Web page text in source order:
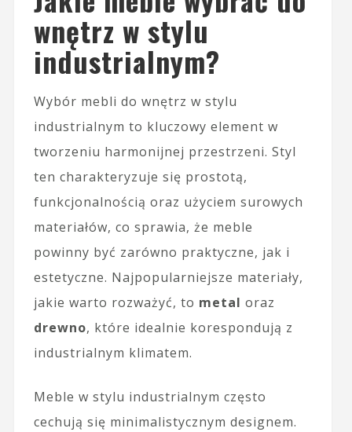
wnętrz w stylu
industrialnym?
Wybór mebli do wnętrz w stylu
industrialnym to kluczowy element w
tworzeniu harmonijnej przestrzeni. Styl
ten charakteryzuje się prostotą,
funkcjonalnością oraz użyciem surowych
materiałów, co sprawia, że meble
powinny być zarówno praktyczne, jak i
estetyczne. Najpopularniejsze materiały,
jakie warto rozważyć, to metal oraz
drewno, które idealnie korespondują z
industrialnym klimatem.
Meble w stylu industrialnym często
cechują się minimalistycznym designem.